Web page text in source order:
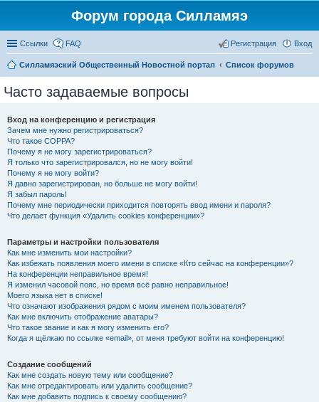
Форум города Силламяэ
Ссылки FAQ Вход
Регистрация
Силламяэский Общественный Новостной портал Список форумов
Часто задаваемые вопросы
Вход на конференцию и регистрация
Зачем мне нужно регистрироваться?
Что такое COPPA?
Почему я не могу зарегистрироваться?
Я только что зарегистрировался, но не могу войти!
Почему я не могу войти?
Я давно зарегистрирован, но больше не могу войти!
Я забыл пароль!
Почему мне периодически приходится повторять ввод имени и пароля?
Что делает функция «Удалить cookies конференции»?
Параметры и настройки пользователя
Как мне изменить мои настройки?
Как избежать появления моего имени в списке «Кто сейчас на конференции»?
На конференции неправильное время!
Я изменил часовой пояс, но время всё равно неправильное!
Моего языка нет в списке!
Что означают изображения рядом с моим именем пользователя?
Как мне включить отображение аватары?
Что такое звание и как я могу изменить его?
Когда я щёлкаю по ссылке «email», от меня требуют войти на конференцию!
Создание сообщений
Как мне создать новую тему или сообщение?
Как мне отредактировать или удалить сообщение?
Как мне добавить подпись к своему сообщению?